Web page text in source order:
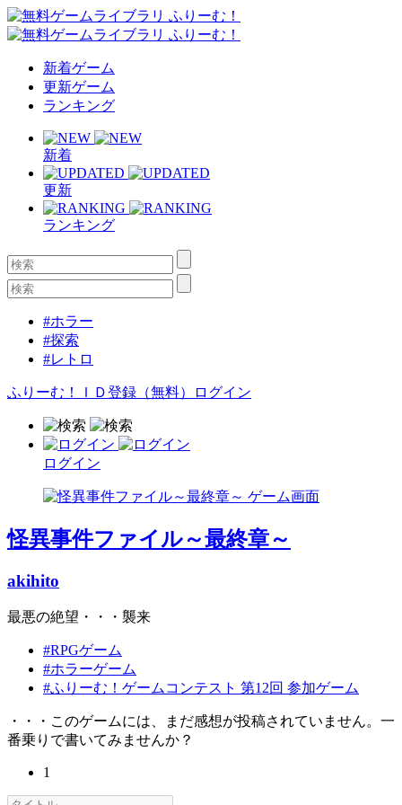
新着ゲーム
更新ゲーム
ランキング
新着
更新
ランキング
#ホラー
#探索
#レトロ
ふりーむ！ＩＤ登録（無料） ログイン
ログイン
怪異事件ファイル～最終章～
akihito
最悪の絶望・・・襲来
#RPGゲーム
#ホラーゲーム
#ふりーむ！ゲームコンテスト 第12回 参加ゲーム
・・・このゲームには、まだ感想が投稿されていません。一
番乗りで書いてみませんか？
1